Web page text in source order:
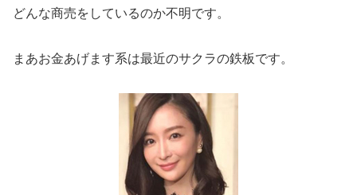
どんな商売をしているのか不明です。
まあお金あげます系は最近のサクラの鉄板です。